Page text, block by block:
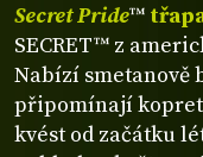
Secret Pride™
SECRET™ z
Nabízí smetanově
připomínají
kvést od začátku